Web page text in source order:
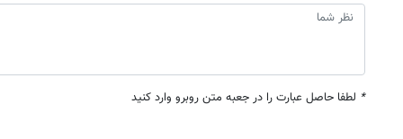
* لطفا حاصل عبارت را در جعبه متن روبرو وارد کنید